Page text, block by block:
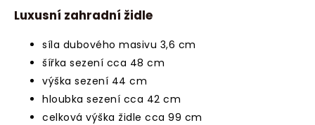
Luxusní zahradní židle
síla dubového masivu 3,6 cm
šířka sezení cca 48 cm
výška sezení 44 cm
hloubka sezení cca 42 cm
celková výška židle cca 99 cm